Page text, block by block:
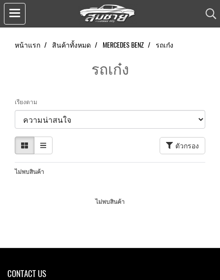
หน้าแรก สินค้าทั้งหมด MERCEDES BENZ รถเก๋ง
รถเก๋ง
เรียงตาม
ตัวกรอง
ไม่พบสินค้า
ไม่พบสินค้า
CONTACT US